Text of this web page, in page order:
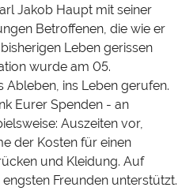
Jakob Haupt mit seiner
Betroffenen, die wie er
Leben gerissen
wurde am 05.
ins Leben gerufen.
Eurer Spenden - an
Auszeiten vor,
der Kosten für einen
und Kleidung. Auf
Freunden unterstützt.